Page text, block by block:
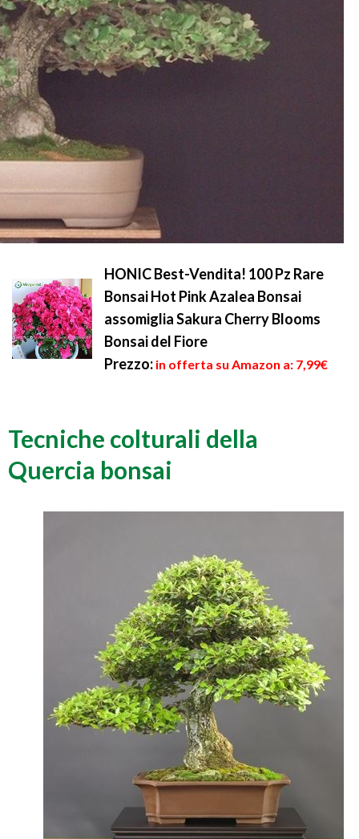
HONIC Best-Vendita! 100 Pz Rare
Bonsai Hot Pink Azalea Bonsai
assomiglia Sakura Cherry Blooms
Bonsai del Fiore
Prezzo: in offerta su Amazon a: 7,99€
Tecniche colturali della
Quercia bonsai